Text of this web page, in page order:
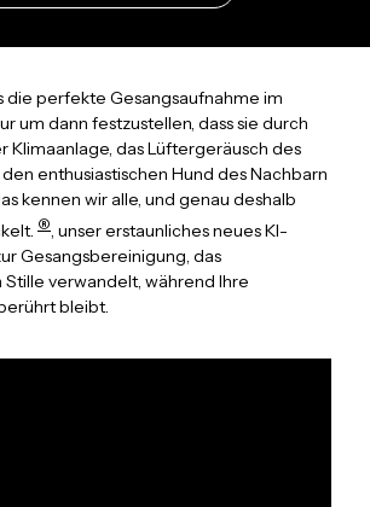
die perfekte Gesangsaufnahme im
um dann festzustellen, dass sie durch
Klimaanlage, das Lüftergeräusch des
enthusiastischen Hund des Nachbarn
kennen wir alle, und genau deshalb
®, unser erstaunliches neues KI-
Gesangsbereinigung, das
verwandelt, während Ihre
bleibt.